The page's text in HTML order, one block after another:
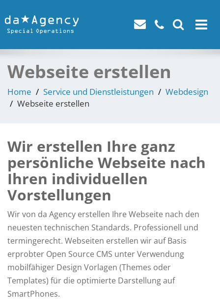
Toggle
Webseite erstellen
Home Service und Dienstleistungen
Webdesign
Webseite erstellen
Wir erstellen Ihre ganz
persönliche Webseite nach
Ihren individuellen
Vorstellungen
Wir von da Agency erstellen Ihre Webseite nach den
neuesten technischen Standards. Professionell und
termingerecht. Webseiten erstellen wir auf Basis
erprobter Open Source CMS unter Verwendung
mobilfähiger Design Vorlagen (Themes oder
Templates) für die optimierte Darstellung auf
SmartPhones.